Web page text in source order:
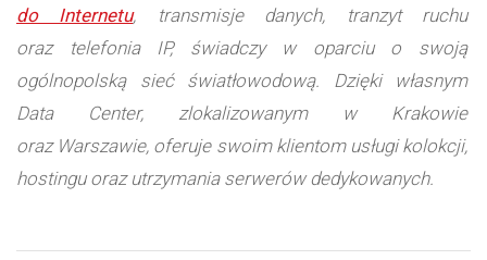
do Internetu, transmisje danych, tranzyt ruchu
oraz telefonia IP, świadczy w oparciu o swoją
ogólnopolską sieć światłowodową. Dzięki własnym
Data Center, zlokalizowanym w Krakowie
oraz Warszawie, oferuje swoim klientom usługi kolokcji,
hostingu oraz utrzymania serwerów dedykowanych.